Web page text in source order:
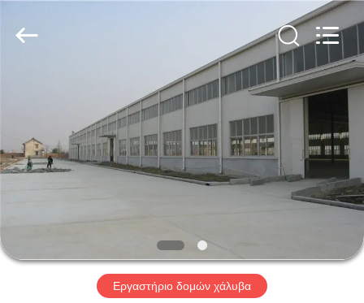
ΠΡΟΪΌΝΤΑ
ΒΊΝΤΕΟ
ΕΚΠΟΜΠΉ
VR
Ltd..
Εργαστήριο δομών χάλυβα